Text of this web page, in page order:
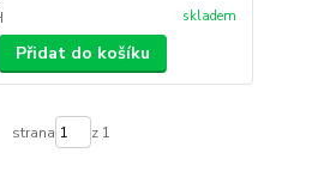
skladem
Přidat do košíku
strana z 1